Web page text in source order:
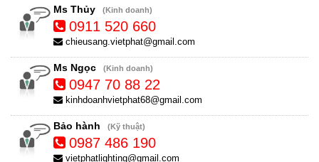
Ms Thủy (Kinh doanh)
0911 520 660
chieusang.vietphat@gmail.com
Ms Ngọc (Kinh doanh)
0947 70 88 22
kinhdoanhvietphat68@gmail.com
Bảo hành (Kỹ thuật)
0987 486 190
vietphatlighting@gmail.com